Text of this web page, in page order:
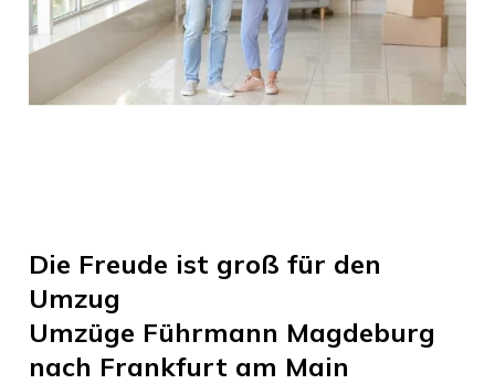
Die Freude ist groß für den
Umzug
Umzüge Führmann Magdeburg
nach Frankfurt am Main